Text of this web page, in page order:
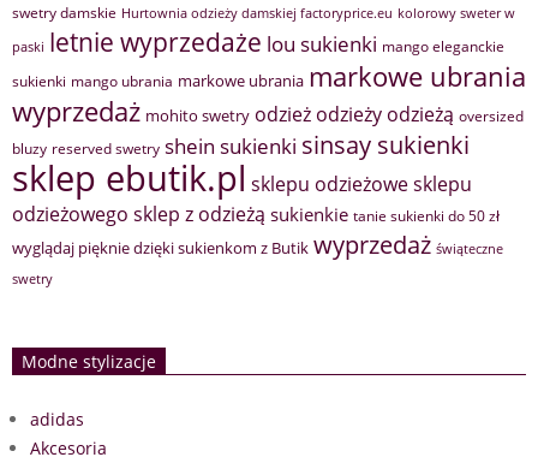
swetry damskie Hurtownia odzieży damskiej factoryprice.eu kolorowy sweter w
paski letnie wyprzedaże lou sukienki mango eleganckie
sukienki mango ubrania markowe ubrania markowe ubrania
wyprzedaż mohito swetry odzież odzieży odzieżą oversized
bluzy reserved swetry shein sukienki sinsay sukienki
sklep ebutik.pl sklepu odzieżowesklepu
odzieżowego sklep z odzieżą sukienkie tanie sukienki do 50 zł
wyglądaj pięknie dzięki sukienkom z Butik wyprzedaż świąteczne
swetry
Modne stylizacje
adidas
Akcesoria